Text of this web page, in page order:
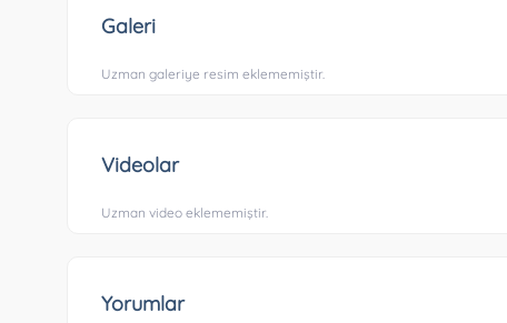
Galeri
Uzman galeriye resim eklememiştir.
Videolar
Uzman video eklememiştir.
Yorumlar